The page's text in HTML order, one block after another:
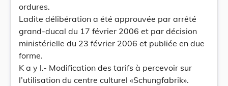
ordures.
Ladite délibération a été approuvée par arrêté
grand-ducal du 17 février 2006 et par décision
ministérielle du 23 février 2006 et publiée en due
forme.
K a y l.- Modification des tarifs à percevoir sur
l’utilisation du centre culturel «Schungfabrik».